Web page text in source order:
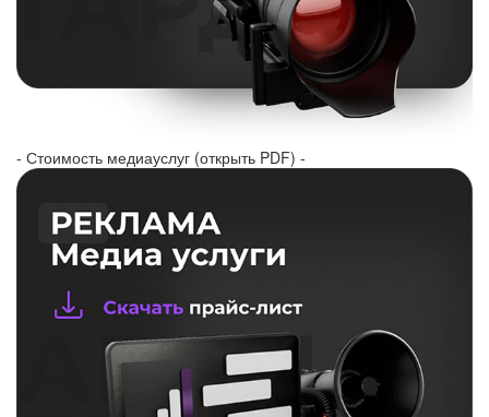
- Стоимость медиауслуг (открыть PDF) -